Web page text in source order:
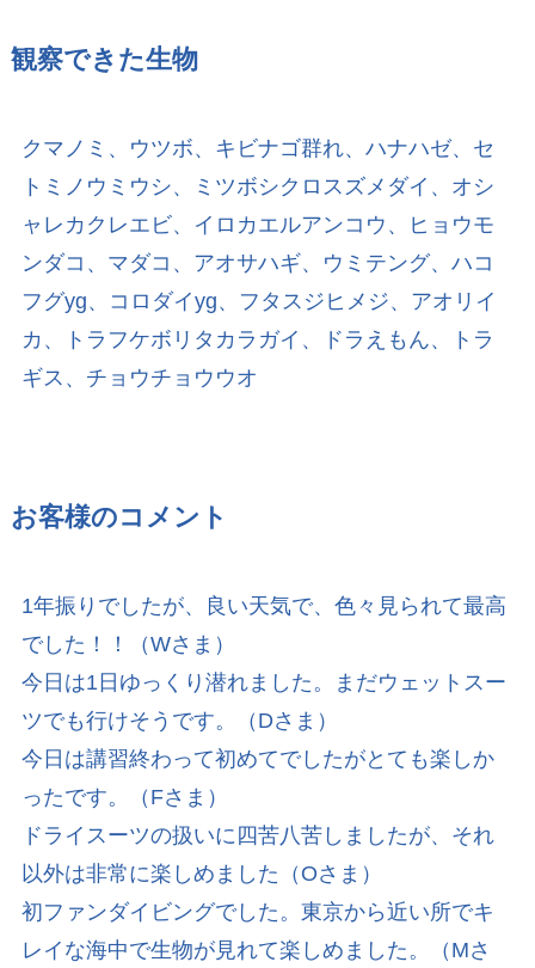
観察できた生物
クマノミ、ウツボ、キビナゴ群れ、ハナハゼ、セ
トミノウミウシ、ミツボシクロスズメダイ、オシ
ャレカクレエビ、イロカエルアンコウ、ヒョウモ
ンダコ、マダコ、アオサハギ、ウミテング、ハコ
フグyg、コロダイyg、フタスジヒメジ、アオリイ
カ、トラフケボリタカラガイ、ドラえもん、トラ
ギス、チョウチョウウオ
お客様のコメント
1年振りでしたが、良い天気で、色々見られて最高
でした！！（Wさま）
今日は1日ゆっくり潜れました。まだウェットスー
ツでも行けそうです。（Dさま）
今日は講習終わって初めてでしたがとても楽しか
ったです。（Fさま）
ドライスーツの扱いに四苦八苦しましたが、それ
以外は非常に楽しめました（Oさま）
初ファンダイビングでした。東京から近い所でキ
レイな海中で生物が見れて楽しめました。（Mさ